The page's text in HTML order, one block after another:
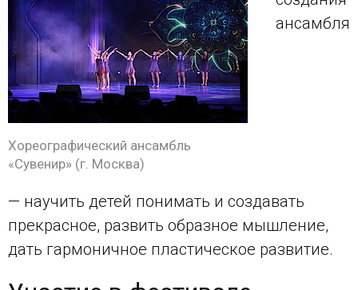
Хореографический ансамбль
«Сувенир» (г. Москва)
ансамбля
— научить детей понимать и создавать
прекрасное, развить образное мышление,
дать гармоничное пластическое развитие.